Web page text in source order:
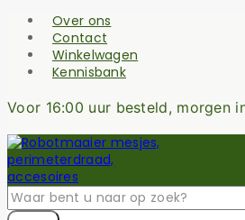
Skip
content
Over ons
Contact
Winkelwagen
Kennisbank
Voor 16:00 uur besteld, morgen
Zoek
naar: